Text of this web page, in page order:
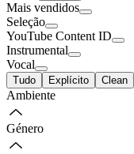
Mais vendidos
Seleção
YouTube Content ID
Instrumental
Vocal
Tudo Explícito Clean
Ambiente
Género